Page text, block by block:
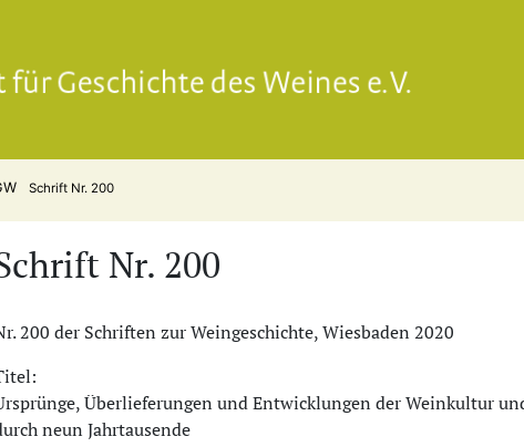
Schrift Nr. 200
Nr. 200
200 der Schriften zur Weingeschichte, Wiesbaden 2020
Überlieferungen und Entwick­lungen der Weinkultur
neun Jahrtausende